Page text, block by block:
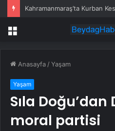
Kahramanmaraş’ta Kurban
Menü
Anasayfa /Yaşam
Yaşam
Sıla Doğu’dan
moral partisi